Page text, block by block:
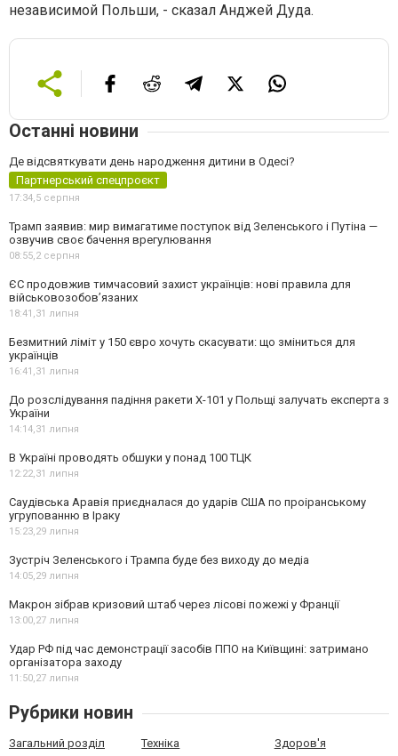
независимой Польши, - сказал Анджей Дуда.
Останні новини
Де відсвяткувати день народження дитини в Одесі?
Партнерський спецпроєкт
17:34, 5 серпня
Трамп заявив: мир вимагатиме поступок від Зеленського і Путіна —
озвучив своє бачення врегулювання
08:55, 2 серпня
ЄС продовжив тимчасовий захист українців: нові правила для
військовозобов’язаних
18:41, 31 липня
Безмитний ліміт у 150 євро хочуть скасувати: що зміниться для
українців
16:41, 31 липня
До розслідування падіння ракети Х-101 у Польщі залучать експерта з
України
14:14, 31 липня
В Україні проводять обшуки у понад 100 ТЦК
12:22, 31 липня
Саудівська Аравія приєдналася до ударів США по проіранському
угрупованню в Іраку
15:23, 29 липня
Зустріч Зеленського і Трампа буде без виходу до медіа
14:05, 29 липня
Макрон зібрав кризовий штаб через лісові пожежі у Франції
13:00, 27 липня
Удар РФ під час демонстрації засобів ППО на Київщині: затримано
організатора заходу
11:50, 27 липня
Рубрики новин
Загальний розділ Техніка Здоров'я